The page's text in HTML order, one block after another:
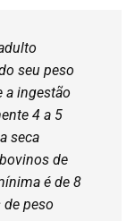
seu peso
a ingestão
4 a 5
seca
de
é de 8
peso